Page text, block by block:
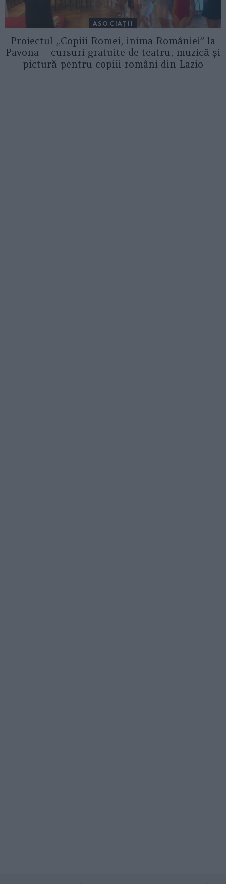
ASOCIAŢII
Proiectul „Copiii Romei, inima României” la
Pavona – cursuri gratuite de teatru, muzică și
pictură pentru copiii români din Lazio